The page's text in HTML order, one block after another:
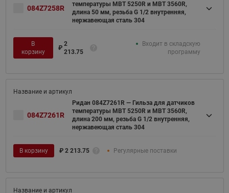
084Z7258R
температуры MBT 5250R и MBT 3560R,
длина 50 мм, резьба G 1/2 внутренняя,
нержавеющая сталь 304
В
корзину
₽
2
213.75
Входит в складскую
программу
084Z7261R
Ридан 084Z7261R — Гильза для датчиков
температуры MBT 5250R и MBT 3560R,
длина 200 мм, резьба G 1/2 внутренняя,
нержавеющая сталь 304
В корзину ₽ 2 213.75 Регулярные поставки